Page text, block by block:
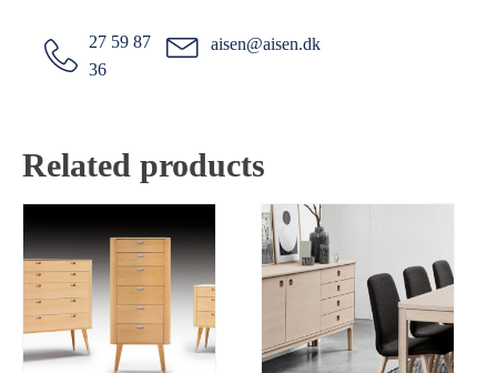
27 59 87
36
aisen@aisen.dk
Related products